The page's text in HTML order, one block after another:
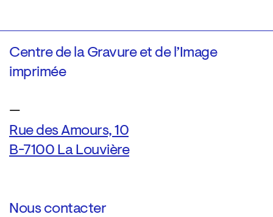
Centre de la Gravure et de l’Image
imprimée
—
Rue des Amours, 10
B-7100 La Louvière
Nous contacter